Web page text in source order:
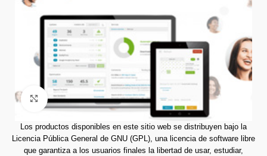
Click to enlarge
Los productos disponibles en este sitio web se distribuyen bajo la
Licencia Pública General de GNU (GPL), una licencia de software libre
que garantiza a los usuarios finales la libertad de usar, estudiar,